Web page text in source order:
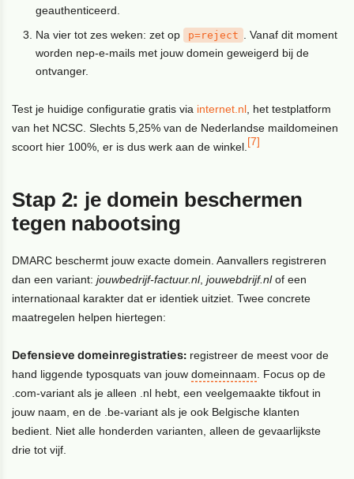
geauthenticeerd.
Na vier tot zes weken: zet op
p=reject
. Vanaf dit moment
worden nep-e-mails met jouw domein geweigerd bij de
ontvanger.
Test je huidige configuratie gratis via internet.nl , het testplatform
van het NCSC. Slechts 5,25% van de Nederlandse maildomeinen
scoort hier 100%, er is dus werk aan de winkel. [7]
Stap 2: je domein beschermen
tegen nabootsing
DMARC beschermt jouw exacte domein. Aanvallers registreren
dan een variant:jouwbedrijf-factuur.nl,jouwebdrijf.nlof een
internationaal karakter dat er identiek uitziet. Twee concrete
maatregelen helpen hiertegen:
Defensieve domeinregistraties: registreer de meest voor de
hand liggende typosquats van jouwdomeinnaam . Focus op de
.com-variant als je alleen .nl hebt, een veelgemaakte tikfout in
jouw naam, en de .be-variant als je ook Belgische klanten
bedient. Niet alle honderden varianten, alleen de gevaarlijkste
drie tot vijf.